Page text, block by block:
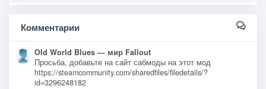
Комментарии
Old World Blues — мир Fallout
Просьба, добавьте на сайт сабмоды на этот мод
https://steamcommunity.com/sharedfiles/filedetails/?
id=3296248182